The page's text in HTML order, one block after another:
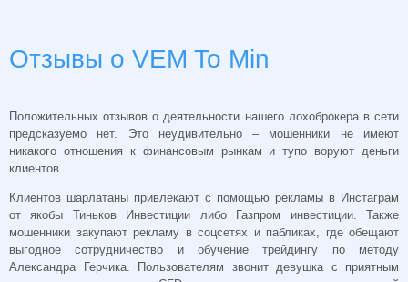
Отзывы о VEM To Min
Положительных отзывов о деятельности нашего лохоброкера в сети
предсказуемо нет. Это неудивительно – мошенники не имеют
никакого отношения к финансовым рынкам и тупо воруют деньги
клиентов.
Клиентов шарлатаны привлекают с помощью рекламы в Инстаграм
от якобы Тиньков Инвестиции либо Газпром инвестиции. Также
мошенники закупают рекламу в соцсетях и пабликах, где обещают
выгодное сотрудничество и обучение трейдингу по методу
Александра Герчика. Пользователям звонит девушка с приятным